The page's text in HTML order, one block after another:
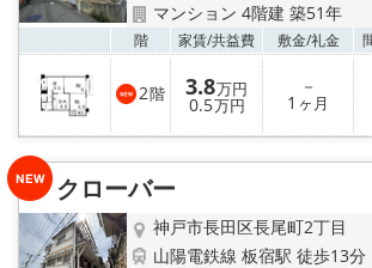
メールでお問い合わせマンション 4階建 築51年
階 家賃/共益費 敷金/礼金
2階 3.8万円
0.5万円
－
1 ヶ月
クローバー
神戸市長田区長尾町2丁目
山陽電鉄線 板宿駅 徒歩13分